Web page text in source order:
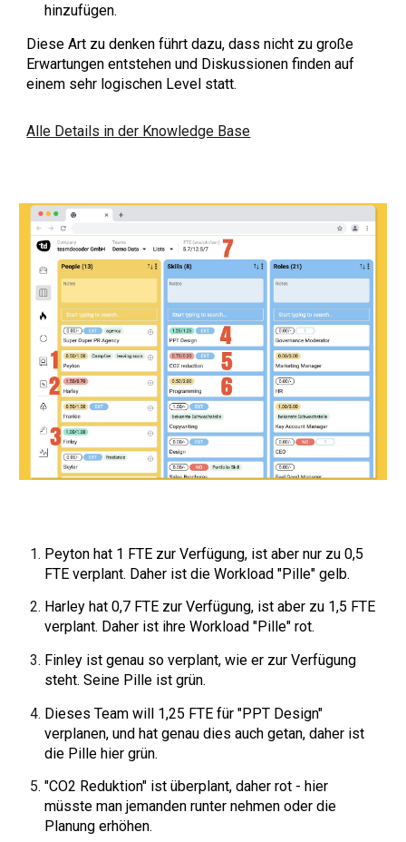
hinzufügen.
Diese Art zu denken führt dazu, dass nicht zu große
Erwartungen entstehen und Diskussionen finden auf
einem sehr logischen Level statt.
Alle Details in der Knowledge Base
Peyton hat 1 FTE zur Verfügung, ist aber nur zu 0,5
FTE verplant. Daher ist die Workload "Pille" gelb.
Harley hat 0,7 FTE zur Verfügung, ist aber zu 1,5 FTE
verplant. Daher ist ihre Workload "Pille" rot.
Finley ist genau so verplant, wie er zur Verfügung
steht. Seine Pille ist grün.
Dieses Team will 1,25 FTE für "PPT Design"
verplanen, und hat genau dies auch getan, daher ist
die Pille hier grün.
"CO2 Reduktion" ist überplant, daher rot - hier
müsste man jemanden runter nehmen oder die
Planung erhöhen.